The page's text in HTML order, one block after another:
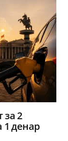
за 2
1 денар